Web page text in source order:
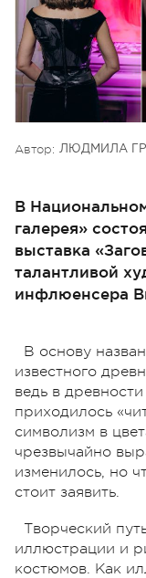
Автор: ЛЮДМИЛА
В
галерея»
выставка
талантливой
инфлюенсера
В основу
известного
ведь в
приходилось
символизм в
чрезвычайно
изменилось, но
стоит заявить.
Творческий
иллюстрации и
костюмов. Как